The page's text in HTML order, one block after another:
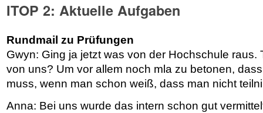
ITOP 2: Aktuelle Aufgaben
Rundmail zu Prüfungen
Gwyn: Ging ja jetzt was von der Hochschule raus.
von uns? Um vor allem noch mla zu betonen,
muss, wenn man schon weiß, dass man nicht
Anna: Bei uns wurde das intern schon gut